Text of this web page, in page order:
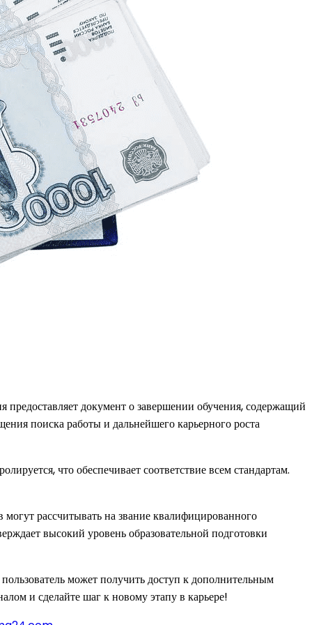
документ о завершении обучения, содержащий
поиска работы и дальнейшего карьерного роста
что обеспечивает соответствие всем стандартам.
рассчитывать на звание квалифицированного
высокий уровень образовательной подготовки
может получить доступ к дополнительным
и сделайте шаг к новому этапу в карьере!